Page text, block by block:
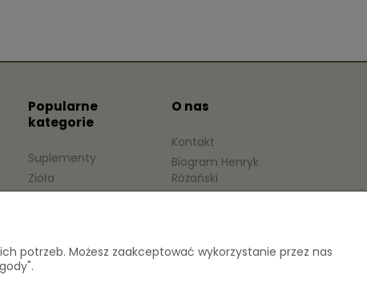
Popularne
kategorie
Suplementy
Zioła
O nas
Kontakt
Biogram Henryk
Różański
potrzeb. Możesz zaakceptować wykorzystanie przez nas